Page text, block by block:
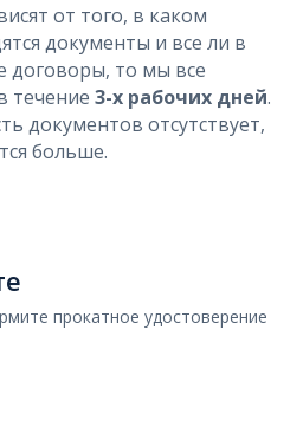
от того, в каком
документы и все ли в
договоры, то мы все
течение 3-х рабочих дней.
документов отсутствует,
больше.
прокатное удостоверение